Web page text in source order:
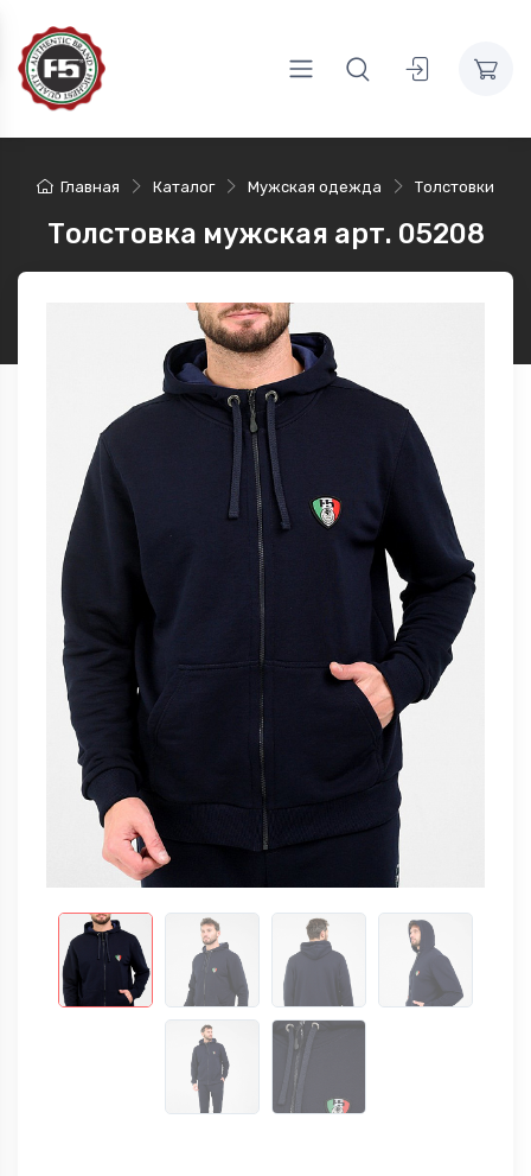
Главная Каталог Мужская одежда Толстовки
Толстовка мужская арт. 05208